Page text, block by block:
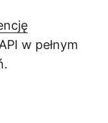
w pełnym